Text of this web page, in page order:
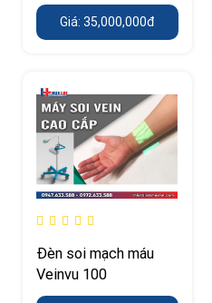
Giá: 35,000,000đ
Đèn soi mạch máu
Veinvu 100